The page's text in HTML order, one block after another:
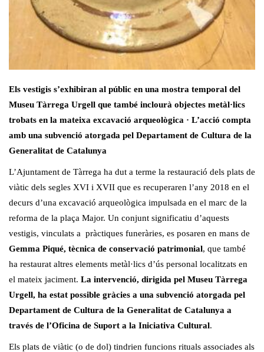
Els vestigis s’exhibiran al públic en una mostra temporal del
Museu Tàrrega Urgell que també inclourà objectes metàl·lics
trobats en la mateixa excavació arqueològica · L’acció compta
amb una subvenció atorgada pel Departament de Cultura de la
Generalitat de Catalunya
L’Ajuntament de Tàrrega ha dut a terme la restauració dels plats de
viàtic dels segles XVI i XVII que es recuperaren l’any 2018 en el
decurs d’una excavació arqueològica impulsada en el marc de la
reforma de la plaça Major. Un conjunt significatiu d’aquests
vestigis, vinculats a pràctiques funeràries, es posaren en mans de
Gemma Piqué, tècnica de conservació patrimonial, que també
ha restaurat altres elements metàl·lics d’ús personal localitzats en
el mateix jaciment. La intervenció, dirigida pel Museu Tàrrega
Urgell, ha estat possible gràcies a una subvenció atorgada pel
Departament de Cultura de la Generalitat de Catalunya a
través de l’Oficina de Suport a la Iniciativa Cultural.
Els plats de viàtic (o de dol) tindrien funcions rituals associades als